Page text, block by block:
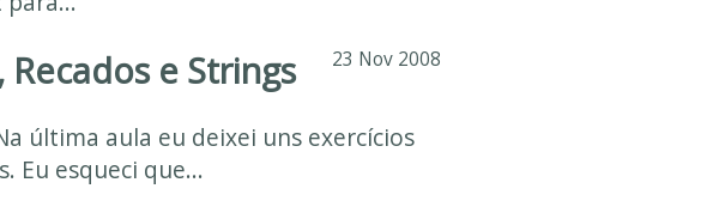
23 Nov 2008
e Strings
última aula eu deixei uns exercícios
Eu esqueci que...